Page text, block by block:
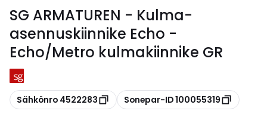
SG ARMATUREN - Kulma-
asennuskiinnike Echo -
Echo/Metro kulmakiinnike GR
Kopioi
Sähkönro 4522283 Kopioi
Sonepar-ID 100055319